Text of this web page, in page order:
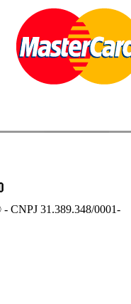
- CNPJ 31.389.348/0001-